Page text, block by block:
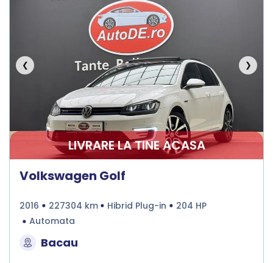
❮ ❯
LIVRARE LA TINE ACASA
Volkswagen Golf
2016 227304 km Hibrid Plug-in
204 HP
Automata
Bacau